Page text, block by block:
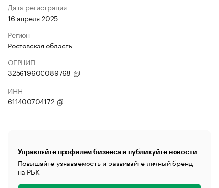
Дата регистрации
16 апреля 2025
Регион
Ростовская область
ОГРНИП
325619600089768
ИНН
611400704172
Управляйте профилем бизнеса и публикуйте новости
Повышайте узнаваемость и развивайте личный бренд
на РБК